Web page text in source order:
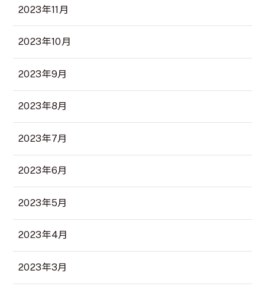
2023年11月
2023年10月
2023年9月
2023年8月
2023年7月
2023年6月
2023年5月
2023年4月
2023年3月